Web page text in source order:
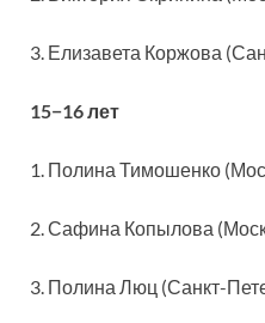
3. Елизавета Коржова
15−16 лет
1. Полина Тимошенко
2. Сафина Копылова
3. Полина Люц (Санкт-